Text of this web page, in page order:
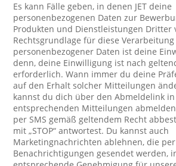
Es kann Fälle geben, in denen JET deine
personenbezogenen Daten zur
Produkten und Dienstleistungen Dritter
Rechtsgrundlage für diese Verarbeitung
personenbezogener Daten ist deine
denn, deine Einwilligung ist nach
erforderlich. Wann immer du deine
auf den Erhalt solcher Mitteilungen
kannst du dich über den Abmeldelink
entsprechenden Mitteilungen
per SMS gemäß geltendem Recht
mit „STOP“ antwortest. Du kannst auch
Marketingnachrichten ablehnen, die per
Benachrichtigungen gesendet werden,